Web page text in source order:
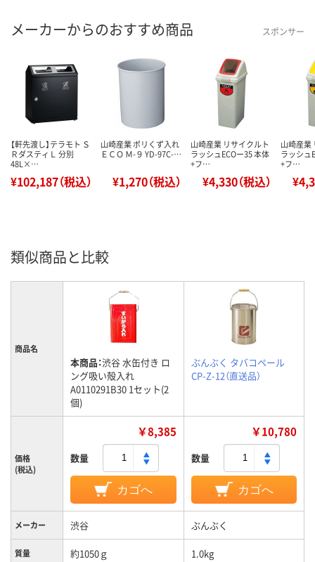
メーカーからのおすすめ商品 スポンサー
【軒先渡し】テラモト Ｓ
ＲダスティＬ 分別
48L×…
¥102,187（税込）
山崎産業 ポリくず入れ
ＥＣＯ Ｍ-９ YD-97C-…
¥1,270（税込）
山崎産業 リサイクルト
ラッシュECOー35 本体
+フ…
¥4,330（税込）
山崎産業
ラッシュ
+フ…
類似商品と比較
商品名
本商品：渋谷 水缶付き ロ
ング吸い殻入れ
A0110291B30 1セット(2
個)
ぶんぶく タバコペール
CP-Z-12（直送品）
価格
(税込)
￥8,385
数量
カゴへ
￥10,780
数量
カゴへ
メーカー 渋谷 ぶんぶく
質量 約1050ｇ 1.0kg